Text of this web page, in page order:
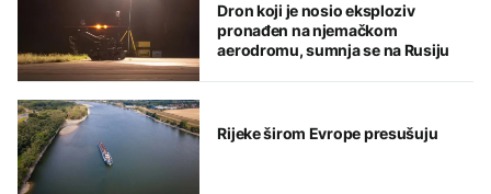
Dron koji je nosio eksploziv
pronađen na njemačkom
aerodromu, sumnja se na Rusiju
Rijeke širom Evrope presušuju